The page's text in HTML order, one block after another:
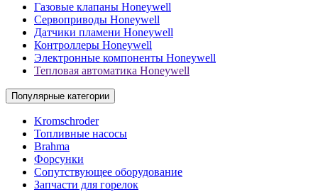
Газовые клапаны Honeywell
Сервоприводы Honeywell
Датчики пламени Honeywell
Контроллеры Honeywell
Электронные компоненты Honeywell
Тепловая автоматика Honeywell
Популярные категории
Kromschroder
Топливные насосы
Brahma
Форсунки
Сопутствующее оборудование
Запчасти для горелок